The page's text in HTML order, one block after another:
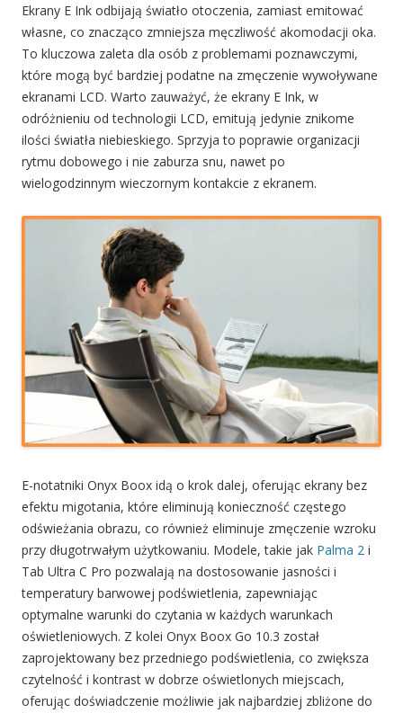
Ekrany E Ink odbijają światło otoczenia, zamiast emitować
własne, co znacząco zmniejsza męczliwość akomodacji oka.
To kluczowa zaleta dla osób z problemami poznawczymi,
które mogą być bardziej podatne na zmęczenie wywoływane
ekranami LCD. Warto zauważyć, że ekrany E Ink, w
odróżnieniu od technologii LCD, emitują jedynie znikome
ilości światła niebieskiego. Sprzyja to poprawie organizacji
rytmu dobowego i nie zaburza snu, nawet po
wielogodzinnym wieczornym kontakcie z ekranem.
E-notatniki Onyx Boox idą o krok dalej, oferując ekrany bez
efektu migotania, które eliminują konieczność częstego
odświeżania obrazu, co również eliminuje zmęczenie wzroku
przy długotrwałym użytkowaniu. Modele, takie jak Palma 2 i
Tab Ultra C Pro pozwalają na dostosowanie jasności i
temperatury barwowej podświetlenia, zapewniając
optymalne warunki do czytania w każdych warunkach
oświetleniowych. Z kolei Onyx Boox Go 10.3 został
zaprojektowany bez przedniego podświetlenia, co zwiększa
czytelność i kontrast w dobrze oświetlonych miejscach,
oferując doświadczenie możliwie jak najbardziej zbliżone do